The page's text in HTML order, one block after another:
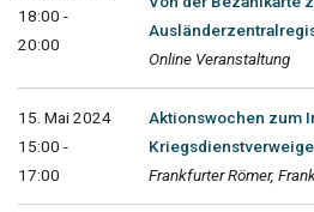
18:00 -
20:00
Online Veranstaltung
15. Mai 2024
15:00 -
17:00
Aktionswochen zum
Frankfurter Römer,